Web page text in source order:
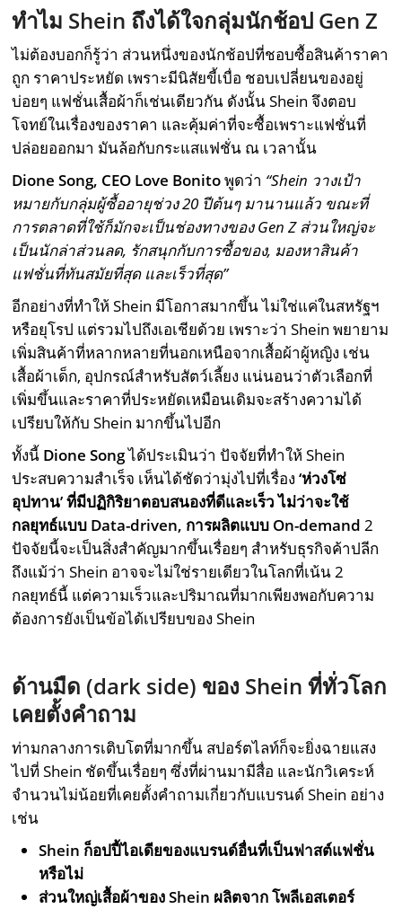
ทำไม Shein ถึงได้ใจกลุ่มนักช้อป Gen Z
ไม่ต้องบอกก็รู้ว่า ส่วนหนึ่งของนักช้อปที่ชอบซื้อสินค้าราคา
ถูก ราคาประหยัด เพราะมีนิสัยขี้เบื่อ ชอบเปลี่ยนของอยู่
บ่อยๆ แฟชั่นเสื้อผ้าก็เช่นเดียวกัน ดังนั้น Shein จึงตอบ
โจทย์ในเรื่องของราคา และคุ้มค่าที่จะซื้อเพราะแฟชั่นที่
ปล่อยออกมา มันล้อกับกระแสแฟชั่น ณ เวลานั้น
Dione Song, CEO Love Bonitoพูดว่า “Shein วางเป้า
หมายกับกลุ่มผู้ซื้ออายุช่วง20 ปีต้นๆ มานานแล้ว ขณะที่
การตลาดที่ใช้ก็มักจะเป็นช่องทางของGen Zส่วนใหญ่จะ
เป็นนักล่าส่วนลด, รักสนุกกับการซื้อของ, มองหาสินค้า
แฟชั่นที่ทันสมัยที่สุด และเร็วที่สุด”
อีกอย่างที่ทำให้ Shein มีโอกาสมากขึ้น ไม่ใช่แค่ในสหรัฐฯ
หรือยุโรป แต่รวมไปถึงเอเชียด้วย เพราะว่า Shein พยายาม
เพิ่มสินค้าที่หลากหลายที่นอกเหนือจากเสื้อผ้าผู้หญิง เช่น
เสื้อผ้าเด็ก, อุปกรณ์สำหรับสัตว์เลี้ยง แน่นอนว่าตัวเลือกที่
เพิ่มขึ้นและราคาที่ประหยัดเหมือนเดิมจะสร้างความได้
เปรียบให้กับ Shein มากขึ้นไปอีก
ทั้งนี้ Dione Songได้ประเมินว่า ปัจจัยที่ทำให้ Shein
ประสบความสำเร็จ เห็นได้ชัดว่ามุ่งไปที่เรื่อง‘ห่วงโซ่
อุปทาน’ ที่มีปฏิกิริยาตอบสนองที่ดีและเร็ว ไม่ว่าจะใช้
กลยุทธ์แบบ Data-driven, การผลิตแบบ On-demand 2
ปัจจัยนี้จะเป็นสิ่งสำคัญมากขึ้นเรื่อยๆ สำหรับธุรกิจค้าปลีก
ถึงแม้ว่า Shein อาจจะไม่ใช่รายเดียวในโลกที่เน้น 2
กลยุทธ์นี้ แต่ความเร็วและปริมาณที่มากเพียงพอกับความ
ต้องการยังเป็นข้อได้เปรียบของ Shein
ด้านมืด (dark side) ของ Shein ที่ทั่วโลก
เคยตั้งคำถาม
ท่ามกลางการเติบโตที่มากขึ้น สปอร์ตไลท์ก็จะยิ่งฉายแสง
ไปที่ Shein ชัดขึ้นเรื่อยๆ ซึ่งที่ผ่านมามีสื่อ และนักวิเคระห์
จำนวนไม่น้อยที่เคยตั้งคำถามเกี่ยวกับแบรนด์ Shein อย่าง
เช่น
Shein ก็อปปี้ไอเดียของแบรนด์อื่นที่เป็นฟาสต์แฟชั่น
หรือไม่
ส่วนใหญ่เสื้อผ้าของ Shein ผลิตจาก โพลีเอสเตอร์